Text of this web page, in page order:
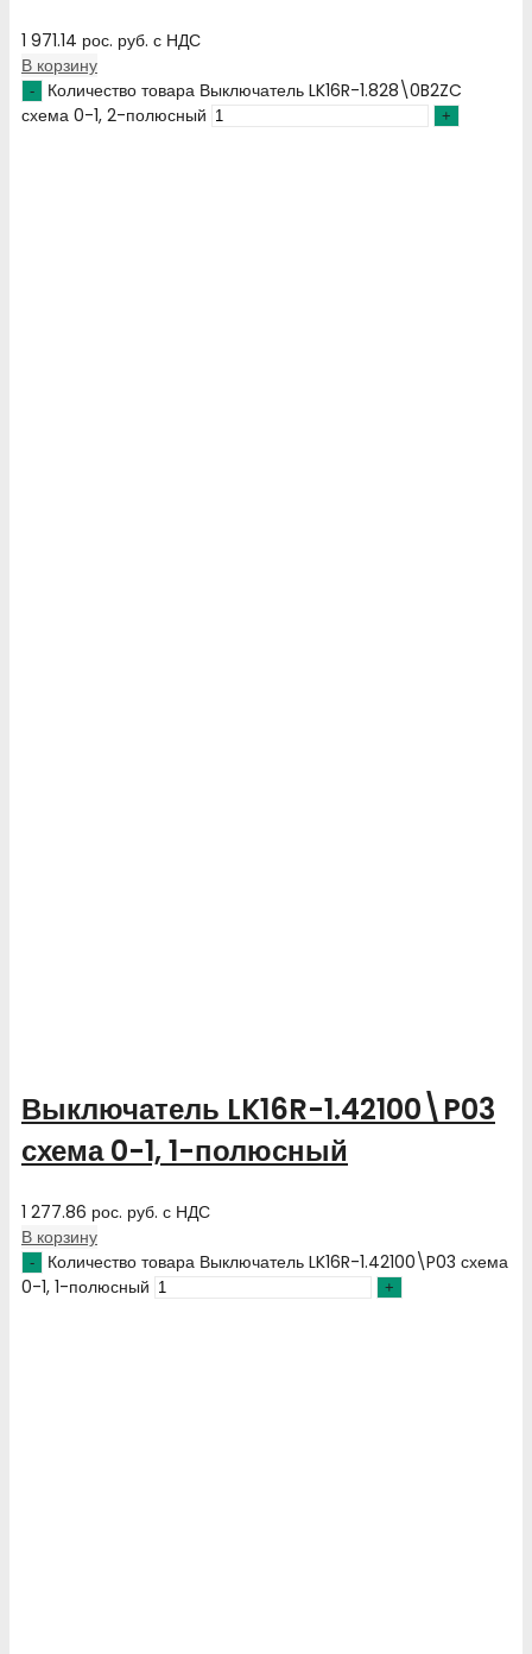
1 971.14 рос. руб. с НДС
В корзину
Количество товара Выключатель LK16R-1.828\0B2ZC
схема 0-1, 2-полюсный
Выключатель LK16R-1.42100\P03
схема 0-1, 1-полюсный
1 277.86 рос. руб. с НДС
В корзину
Количество товара Выключатель LK16R-1.42100\P03 схема
0-1, 1-полюсный